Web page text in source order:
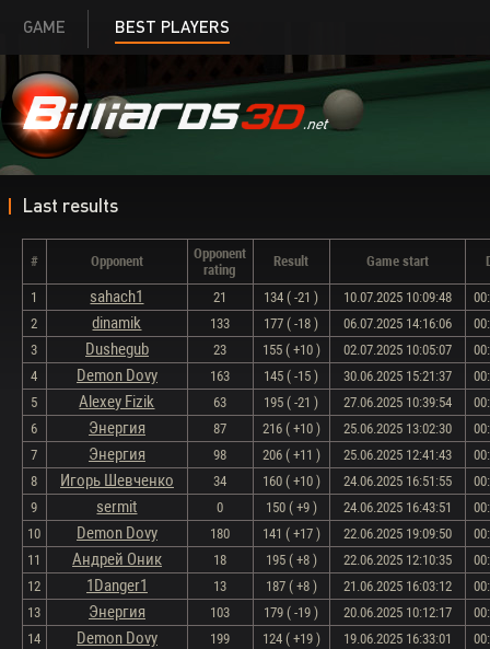
GAME BEST PLAYERS
Last results
# Opponent
Opponent
rating
Result Game start
1 sahach1 21 134 ( -21 ) 10.07.2025 10:09:48
2
dinamik 133 177 ( -18 ) 06.07.2025 14:16:06
3
Dushegub 23 155 ( +10 ) 02.07.2025 10:05:07
4
Demon Dovy 163 145 ( -15 ) 30.06.2025 15:21:37
5
Alexey Fizik 63 195 ( -21 ) 27.06.2025 10:39:54
6
Энергия 87 216 ( +10 ) 25.06.2025 13:02:30
7
Энергия 98 206 ( +11 ) 25.06.2025 12:41:43
8
Игорь Шевченко 34 160 ( +10 ) 24.06.2025 16:51:55
9
sermit 0 150 ( +9 ) 24.06.2025 16:43:51
10
Demon Dovy 180 141 ( +17 ) 22.06.2025 19:09:50
11
Андрей Оник 18 195 ( +8 ) 22.06.2025 12:10:35
12
1Danger1 13 187 ( +8 ) 21.06.2025 16:03:12
13
Энергия 103 179 ( -19 ) 20.06.2025 10:12:17
14
Demon Dovy 199 124 ( +19 ) 19.06.2025 16:33:01